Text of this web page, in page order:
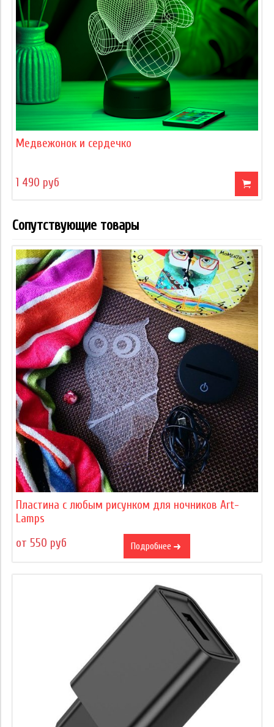
Медвежонок и сердечко
1 490 руб
Сопутствующие товары
Пластина с любым рисунком для ночников Art-
Lamps
от 550 руб
Подробнее